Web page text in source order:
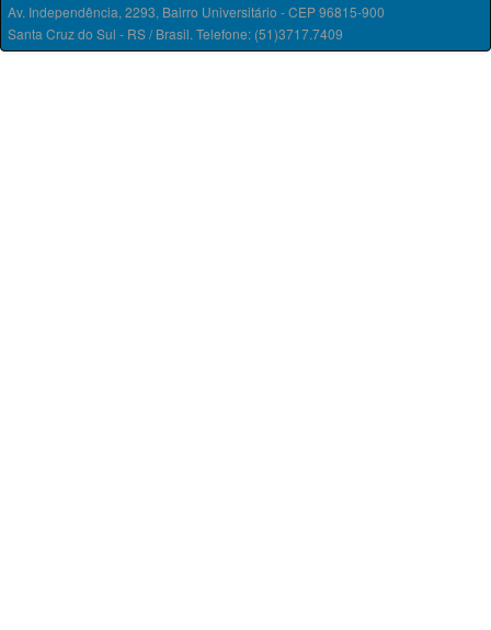
Av. Independência, 2293, Bairro Universitário - CEP 96815-900
Santa Cruz do Sul - RS / Brasil. Telefone: (51)3717.7409